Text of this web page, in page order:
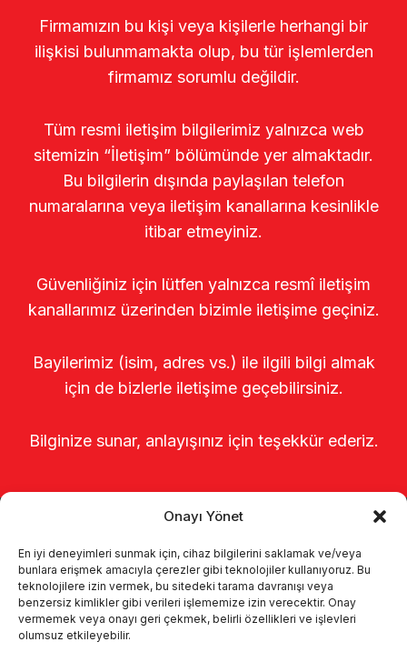
Onayı Yönet
En iyi deneyimleri sunmak için, cihaz bilgilerini saklamak ve/veya
bunlara erişmek amacıyla çerezler gibi teknolojiler kullanıyoruz. Bu
teknolojilere izin vermek, bu sitedeki tarama davranışı veya
benzersiz kimlikler gibi verileri işlememize izin verecektir. Onay
vermemek veya onayı geri çekmek, belirli özellikleri ve işlevleri
olumsuz etkileyebilir.
Firmamızın bu kişi veya kişilerle herhangi bir
ilişkisi bulunmamakta olup, bu tür işlemlerden
firmamız sorumlu değildir.
Tüm resmi iletişim bilgilerimiz yalnızca web
sitemizin “İletişim” bölümünde yer almaktadır.
Bu bilgilerin dışında paylaşılan telefon
numaralarına veya iletişim kanallarına kesinlikle
itibar etmeyiniz.
Güvenliğiniz için lütfen yalnızca resmî iletişim
kanallarımız üzerinden bizimle iletişime geçiniz.
Bayilerimiz (isim, adres vs.) ile ilgili bilgi almak
için de bizlerle iletişime geçebilirsiniz.
Bilginize sunar, anlayışınız için teşekkür ederiz.
Página de inicio
Sobre nosotros